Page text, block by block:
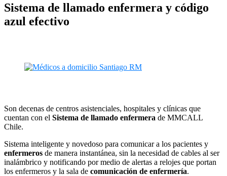
Sistema de llamado enfermera y código
azul efectivo
Son decenas de centros asistenciales, hospitales y clínicas que
cuentan con el Sistema de llamado enfermera de MMCALL
Chile.
Sistema inteligente y novedoso para comunicar a los pacientes y
enfermeros de manera instantánea, sin la necesidad de cables al ser
inalámbrico y notificando por medio de alertas a relojes que portan
los enfermeros y la sala de comunicación de enfermería.